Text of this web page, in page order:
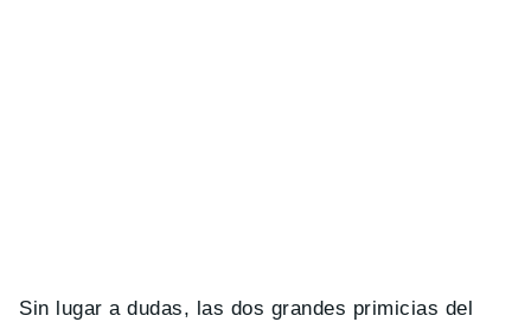
Sin lugar a dudas, las dos grandes primicias del